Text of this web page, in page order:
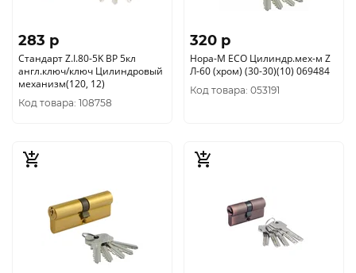
283 p
Стандарт Z.I.80-5K BP 5кл
англ.ключ/ключ Цилиндровый
механизм(120, 12)
Код товара: 108758
320 p
Нора-М ЕСО Цилиндр.мех-м Z
Л-60 (хром) (30-30)(10) 069484
Код товара: 053191